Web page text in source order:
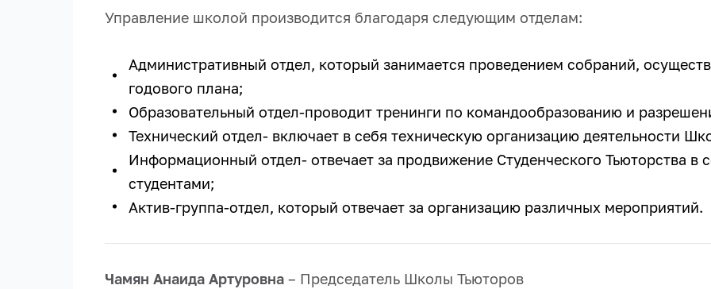
Управление школой производится благодаря следующим отделам:
Административный отдел, который занимается проведением собраний,
годового плана;
Образовательный отдел-проводит тренинги по командообразованию и
Технический отдел- включает в себя техническую организацию деятельности
Информационный отдел- отвечает за продвижение Студенческого Тьюторства в
студентами;
Актив-группа-отдел, который отвечает за организацию различных мероприятий.
Чамян Анаида Артуровна – Председатель Школы Тьюторов